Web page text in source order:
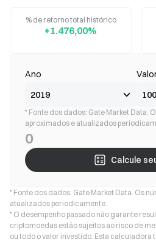
% de retorno total histórico
+1.476,00%
Ano
* Fonte dos dados: Gate Market Data.
aproximados e atualizados
0
Calcule
* Fonte dos dados: Gate Market Data. Os
atualizados periodicamente.
* O desempenho passado não garante
criptomoedas estão sujeitos ao risco de
ou todo o valor investido. Esta calculadora